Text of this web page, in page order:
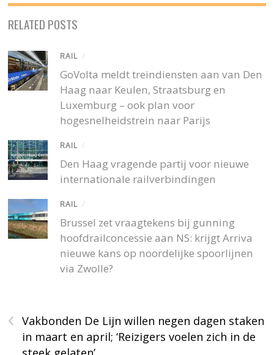
RELATED POSTS
RAIL /
GoVolta meldt treindiensten aan van Den
Haag naar Keulen, Straatsburg en
Luxemburg – ook plan voor
hogesnelheidstrein naar Parijs
RAIL /
Den Haag vragende partij voor nieuwe
internationale railverbindingen
RAIL /
Brussel zet vraagtekens bij gunning
hoofdrailconcessie aan NS: krijgt Arriva
nieuwe kans op noordelijke spoorlijnen
via Zwolle?
‹
Vakbonden De Lijn willen negen dagen staken
in maart en april; ‘Reizigers voelen zich in de